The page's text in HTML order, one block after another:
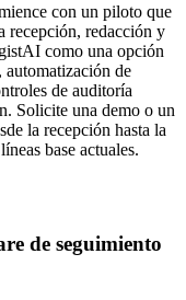
con un piloto que
recepción, redacción y
como una opción
automatización de
de auditoría
Solicite una demo o un
la recepción hasta la
base actuales.
de seguimiento